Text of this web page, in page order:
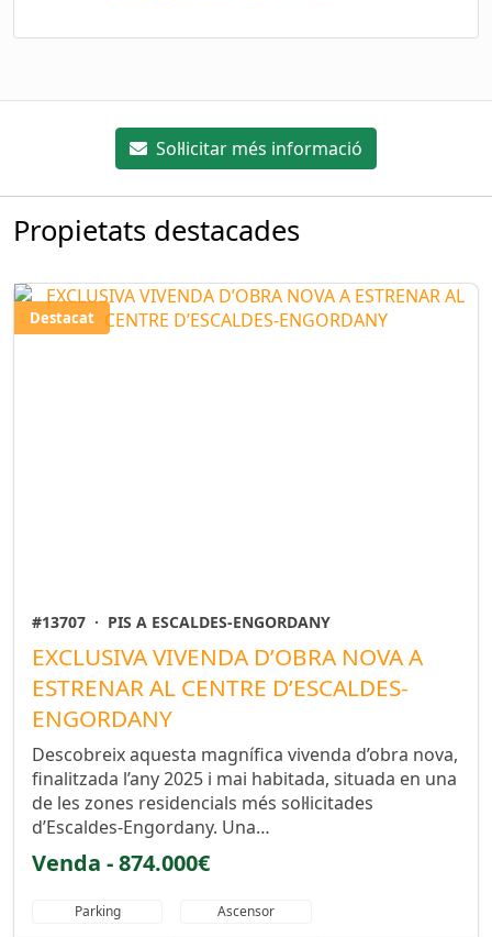
Sol·licitar més informació
Propietats destacades
Destacat
#13707 · PIS A ESCALDES-ENGORDANY
EXCLUSIVA VIVENDA D’OBRA NOVA A
ESTRENAR AL CENTRE D’ESCALDES-
ENGORDANY
Descobreix aquesta magnífica vivenda d’obra nova,
finalitzada l’any 2025 i mai habitada, situada en una
de les zones residencials més sol·licitades
d’Escaldes-Engordany. Una…
Venda - 874.000€
Parking Ascensor